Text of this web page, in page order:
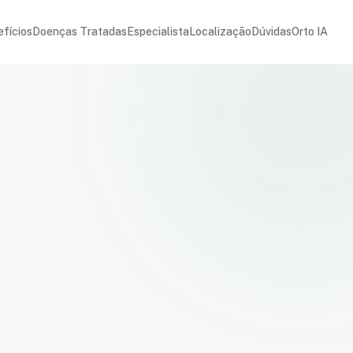
Doenças Tratadas Especialista Localização DúvidasOrto IA